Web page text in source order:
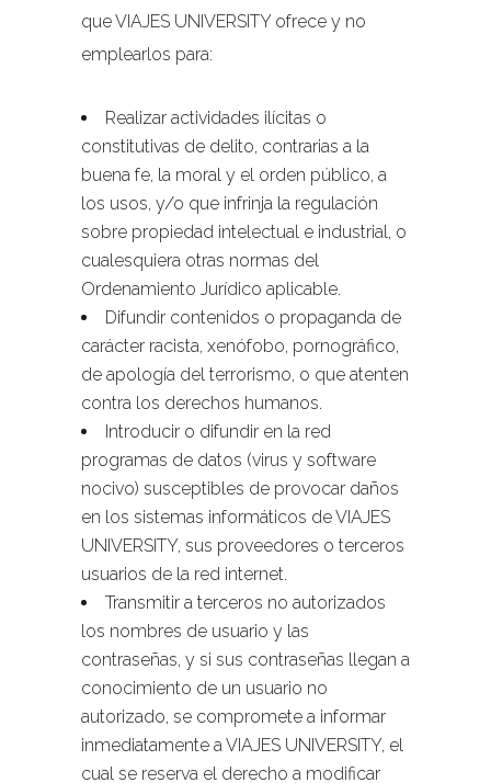
que VIAJES UNIVERSITY ofrece y no
emplearlos para:
Realizar actividades ilícitas o
constitutivas de delito, contrarias a la
buena fe, la moral y el orden público, a
los usos, y/o que infrinja la regulación
sobre propiedad intelectual e industrial, o
cualesquiera otras normas del
Ordenamiento Jurídico aplicable.
Difundir contenidos o propaganda de
carácter racista, xenófobo, pornográfico,
de apología del terrorismo, o que atenten
contra los derechos humanos.
Introducir o difundir en la red
programas de datos (virus y software
nocivo) susceptibles de provocar daños
en los sistemas informáticos de VIAJES
UNIVERSITY, sus proveedores o terceros
usuarios de la red internet.
Transmitir a terceros no autorizados
los nombres de usuario y las
contraseñas, y si sus contraseñas llegan a
conocimiento de un usuario no
autorizado, se compromete a informar
inmediatamente a VIAJES UNIVERSITY, el
cual se reserva el derecho a modificar